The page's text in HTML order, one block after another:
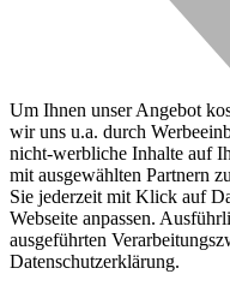
Um Ihnen unser Angebot
wir uns u.a. durch
nicht-werbliche Inhalte auf
mit ausgewählten Partnern
Sie jederzeit mit Klick auf
Webseite anpassen.
ausgeführten
Datenschutzerklärung.